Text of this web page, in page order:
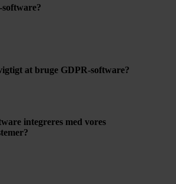
at bruge GDPR-software?
integreres med vores